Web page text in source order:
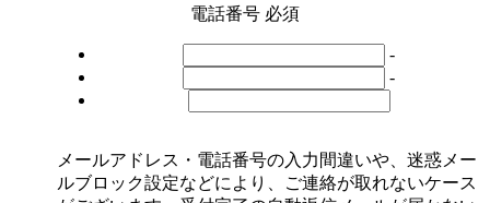
電話番号 必須
-
-
メールアドレス・電話番号の入力間違いや、迷惑メー
ルブロック設定などにより、ご連絡が取れないケース